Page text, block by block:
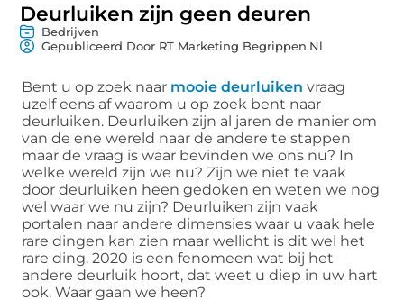
Deurluiken zijn geen deuren
Bedrijven
Gepubliceerd Door RT Marketing Begrippen.nl
Bent u op zoek naar mooie deurluiken vraag
uzelf eens af waarom u op zoek bent naar
deurluiken. Deurluiken zijn al jaren de manier om
van de ene wereld naar de andere te stappen
maar de vraag is waar bevinden we ons nu? In
welke wereld zijn we nu? Zijn we niet te vaak
door deurluiken heen gedoken en weten we nog
wel waar we nu zijn? Deurluiken zijn vaak
portalen naar andere dimensies waar u vaak hele
rare dingen kan zien maar wellicht is dit wel het
rare ding. 2020 is een fenomeen wat bij het
andere deurluik hoort, dat weet u diep in uw hart
ook. Waar gaan we heen?